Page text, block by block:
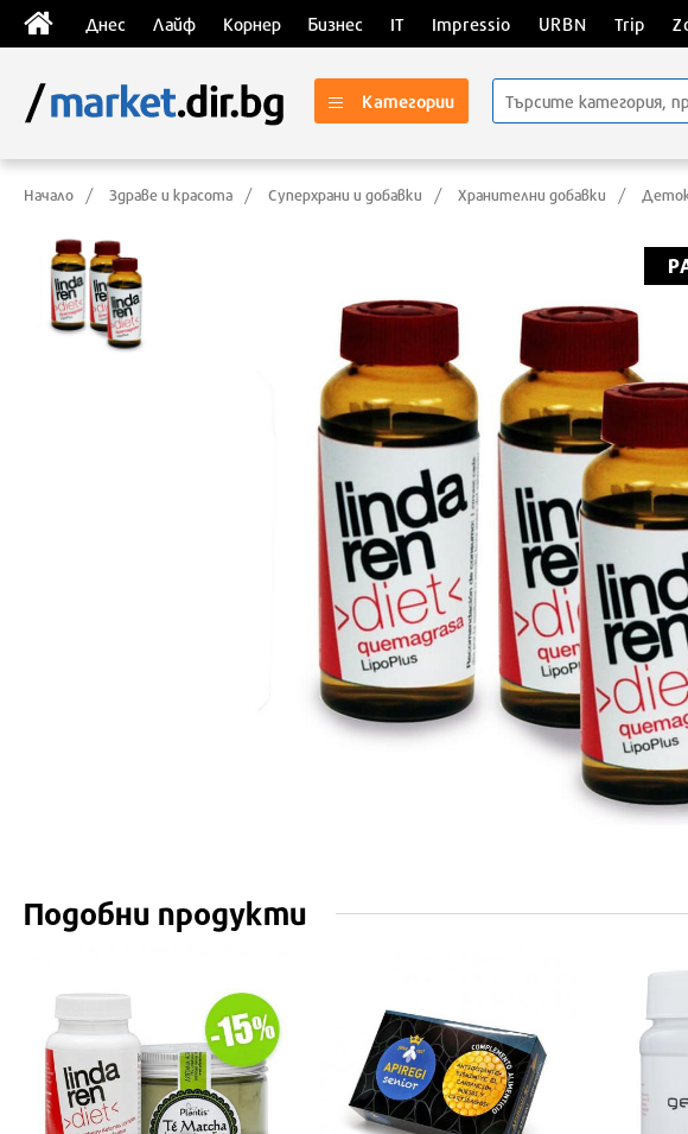
Днес Лайф Корнер Бизнес IT Impressio URBN Trip
Категории
Начало Здраве и красота Суперхрани и добавки Хранителни добавки
Подобни продукти